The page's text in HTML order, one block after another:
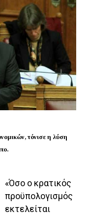
τόνισε η λύση
«Όσο ο κρατικός
προϋπολογισμός
εκτελείται